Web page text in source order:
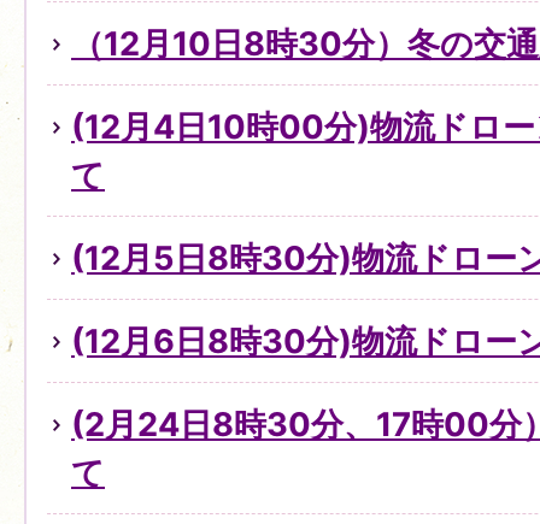
（12月10日8時30分）冬の交
(12月4日10時00分)物流ドロ
て
(12月5日8時30分)物流ドロー
(12月6日8時30分)物流ドロー
(2月24日8時30分、17時00分
て